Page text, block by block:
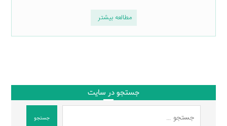
مطالعه بیشتر
جستجو در سایت
جستجو